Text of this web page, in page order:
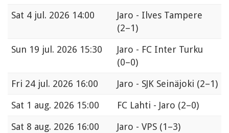
Sat 4 jul. 2026 14:00
Jaro - Ilves Tampere
(2–1)
Sun 19 jul. 2026 15:30
Jaro - FC Inter Turku
(0–0)
Fri 24 jul. 2026 16:00 Jaro - SJK Seinäjoki (2–1)
Sat 1 aug. 2026 15:00 FC Lahti - Jaro (2–0)
Sat 8 aug. 2026 16:00 Jaro - VPS (1–3)